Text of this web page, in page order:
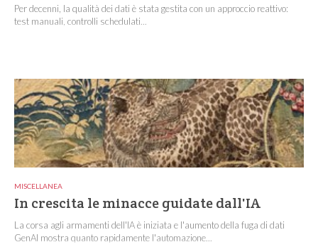
Per decenni, la qualità dei dati è stata gestita con un approccio reattivo:
test manuali, controlli schedulati...
MISCELLANEA
In crescita le minacce guidate dall'IA
La corsa agli armamenti dell'IA è iniziata e l'aumento della fuga di dati
GenAI mostra quanto rapidamente l'automazione...